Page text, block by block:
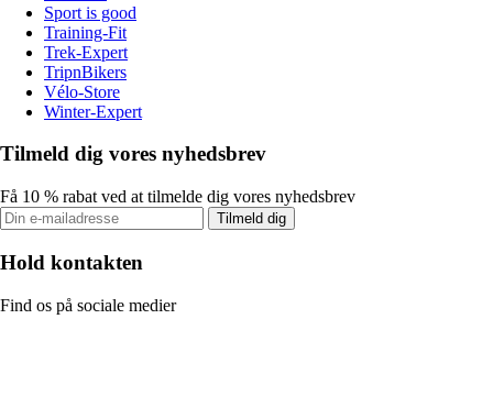
Sport is good
Training-Fit
Trek-Expert
TripnBikers
Vélo-Store
Winter-Expert
Tilmeld dig vores nyhedsbrev
Få 10 % rabat ved at tilmelde dig vores nyhedsbrev
Tilmeld dig
Hold kontakten
Find os på sociale medier